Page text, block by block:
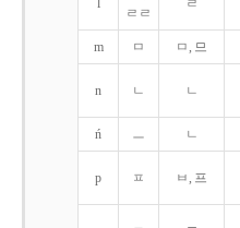
l
ㄹㄹ
ㄹ
m ㅁ ㅁ, 므
n ㄴ ㄴ
ń ㅡ ㄴ
p ㅍ ㅂ, 프